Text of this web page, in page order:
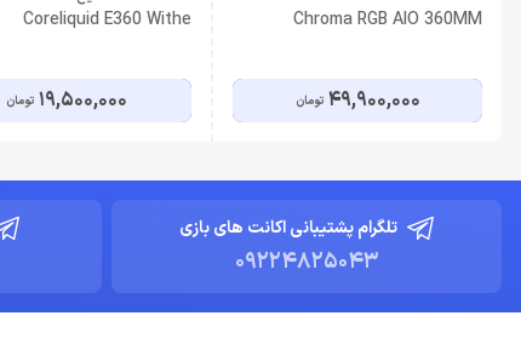
Chroma RGB AIO 360MM
49,900,000 تومان
Coreliquid E360 Withe
19,500,000 تومان
تلگرام پشتیبانی اکانت های بازی
09224825043